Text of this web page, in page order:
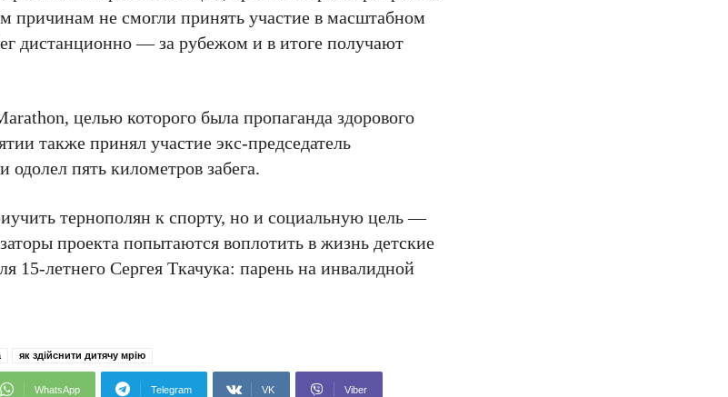
причинам не смогли принять участие в масштабном
дистанционно — за рубежом и в итоге получают
целью которого была пропаганда здорового
также принял участие экс-председатель
пять километров забега.
тернополян к спорту, но и социальную цель —
проекта попытаются воплотить в жизнь детские
15-летнего Сергея Ткачука: парень на инвалидной
як здійснити дитячу мрію
WhatsApp Telegram VK Viber